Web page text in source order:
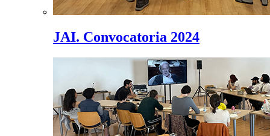
JAI. Convocatoria 2024